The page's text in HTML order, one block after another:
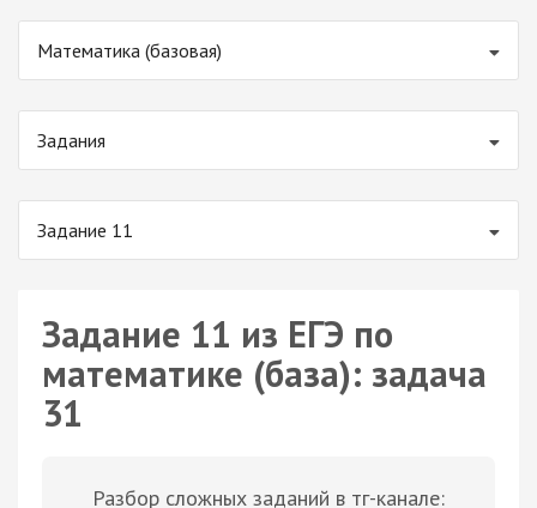
Математика (базовая)
Задания
Задание 11
Задание 11 из ЕГЭ по
математике (база): задача
31
Разбор сложных заданий в тг-канале: